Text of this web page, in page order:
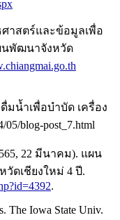
าสตร์และข้อมูลเพื่อ
นพัฒนาจังหวัด
มน้ำเพื่อบำบัด เครื่อง
05/blog-post_7.html
22 มีนาคม). แผน
ดเชียงใหม่ 4 ปี.
.
The Iowa State Univ.